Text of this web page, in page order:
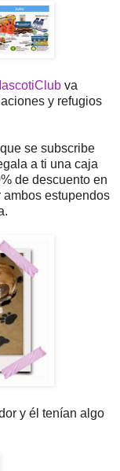
va
y refugios
se subscribe
a ti una caja
de descuento en
estupendos
y él tenían algo